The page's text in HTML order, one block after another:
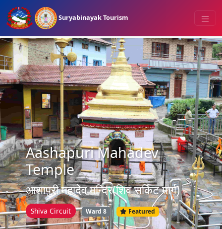
Suryabinayak Tourism
Aashapuri Mahadev
Temple
आशापुरी महादेव मन्दिर(शिव सर्किट मार्ग)
Shiva Circuit Ward 8 Featured